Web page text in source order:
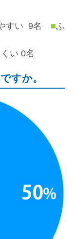
すい 9名 ■ふ
い 0名
すか。